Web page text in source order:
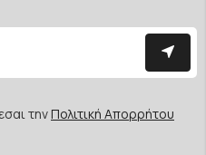
τηνΠολιτική Απορρήτου